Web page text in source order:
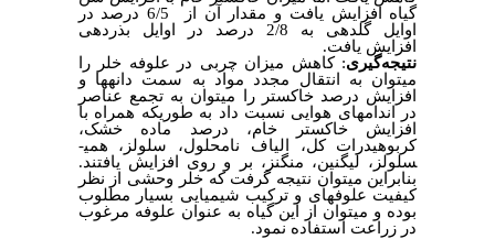
گیاه افزایش یافت و مقدار آن از 6/5 درصد در
اوایل گلدهی به 2/8 درصد در اوایل بذردهی
افزایش یافت.
نتیجه‌گیری: کاهش میزان چربی در علوفه خلر را
می­توان به انتقال مجدد مواد به سمت دانه­ها و
افزایش درصد خاکستر را می­توان به تجمع عناصر
در اندام­های هوایی نسبت داد به طوری­که همراه با
افزایش خاکستر خام، درصد ماده خشک،
کربوهیدرات کل، الیاف نامحلول، سلولز، همی­
سلولز، لیگنین، منگنز، بر و روی افزایش یافتند.
بنابراین می­توان نتیجه گرفت که خلر وحشی از نظر
کیفیت علوفه­ای و ترکیب شیمیایی بسیار مطلوب
بوده و می­توان از این گیاه به عنوان علوفه مرغوب
در زراعت استفاده نمود.